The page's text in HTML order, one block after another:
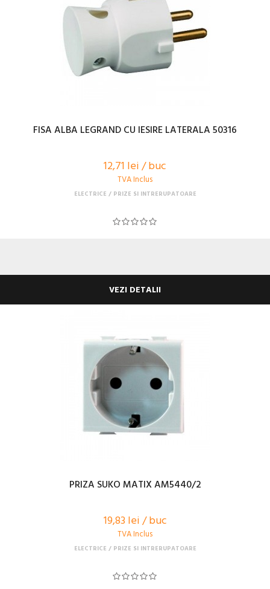
FISA ALBA LEGRAND CU IESIRE LATERALA 50316
12,71 lei / buc
TVA Inclus
ELECTRICE PRIZE SI INTRERUPATOARE
VEZI DETALII
PRIZA SUKO MATIX AM5440/2
19,83 lei / buc
TVA Inclus
ELECTRICE PRIZE SI INTRERUPATOARE